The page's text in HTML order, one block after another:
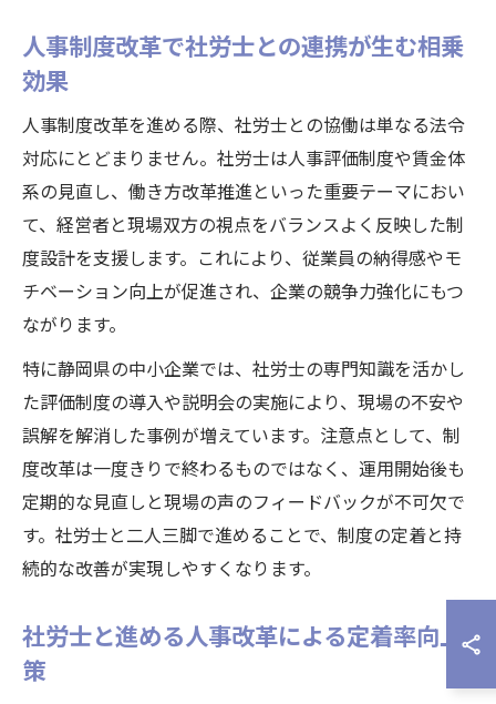
人事制度改革で社労士との連携が生む相乗
効果
人事制度改革を進める際、社労士との協働は単なる法令
対応にとどまりません。社労士は人事評価制度や賃金体
系の見直し、働き方改革推進といった重要テーマにおい
て、経営者と現場双方の視点をバランスよく反映した制
度設計を支援します。これにより、従業員の納得感やモ
チベーション向上が促進され、企業の競争力強化にもつ
ながります。
特に静岡県の中小企業では、社労士の専門知識を活かし
た評価制度の導入や説明会の実施により、現場の不安や
誤解を解消した事例が増えています。注意点として、制
度改革は一度きりで終わるものではなく、運用開始後も
定期的な見直しと現場の声のフィードバックが不可欠で
す。社労士と二人三脚で進めることで、制度の定着と持
続的な改善が実現しやすくなります。
社労士と進める人事改革による定着率向上
策